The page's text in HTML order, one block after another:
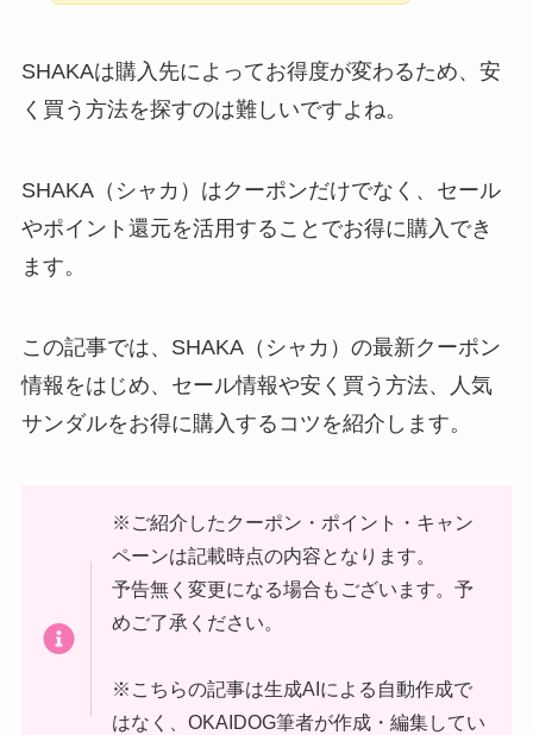
SHAKAは購入先によってお得度が変わるため、安
く買う方法を探すのは難しいですよね。
SHAKA（シャカ）はクーポンだけでなく、セール
やポイント還元を活用することでお得に購入でき
ます。
この記事では、SHAKA（シャカ）の最新クーポン
情報をはじめ、セール情報や安く買う方法、人気
サンダルをお得に購入するコツを紹介します。
※ご紹介したクーポン・ポイント・キャン
ペーンは記載時点の内容となります。
予告無く変更になる場合もございます。予
めご了承ください。
※こちらの記事は生成AIによる自動作成で
はなく、OKAIDOG筆者が作成・編集してい